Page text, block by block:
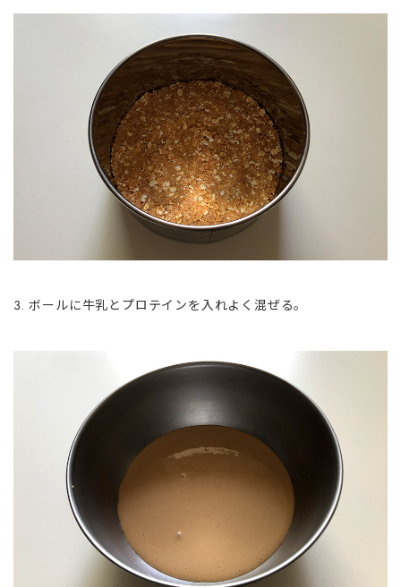
ボールに牛乳とプロテインを入れよく混ぜる。